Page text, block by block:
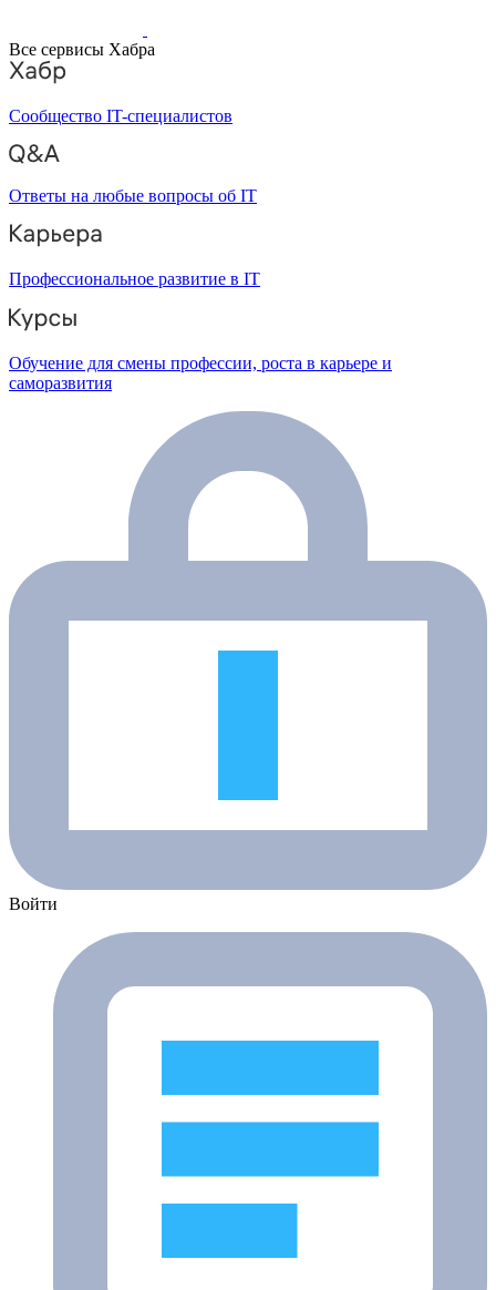
Все сервисы Хабра
Сообщество IT-специалистов
Ответы на любые вопросы об IT
Профессиональное развитие в IT
Обучение для смены профессии, роста в карьере и
саморазвития
Войти